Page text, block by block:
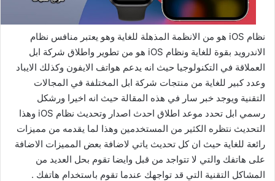
نظام iOS هو من الانظمة المذهلة للغاية وهو يعتبر منافس نظام
الاندرويد بقوة للغاية ونظام iOS هو من تطوير واطلاق شركة ابل
العملاقة في التكنولوجيا حيث انه يدعم هواتف الايفون وكذلك الايباد
وعدد كبير للغاية من منتجات شركة ابل المختلفة في المجالات
التقنية ويوجد خبر سار في هذه المقالة حيث انه اخيرا ورشكل
رسمي ابل تحدد موعد اطلاق احدث اصدار وتحديث نظام iOS وهذا
التحديث نتظره الكثير من المستخدمين وهذا لما يقدمه من مميزات
رائعة للغاية حيث ان كل تحديث ياتي لاضافة بعض المميزات الاضافة
على هاتفك والتي لا تتواجد من قبل وايضا تقوم بحل العديد من
المشاكل التقنية التي قد تواجهك عندما تقوم باستخدام هاتفك .